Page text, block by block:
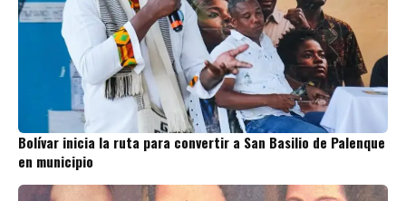
Bolívar inicia la ruta para convertir a San Basilio de Palenque
en municipio